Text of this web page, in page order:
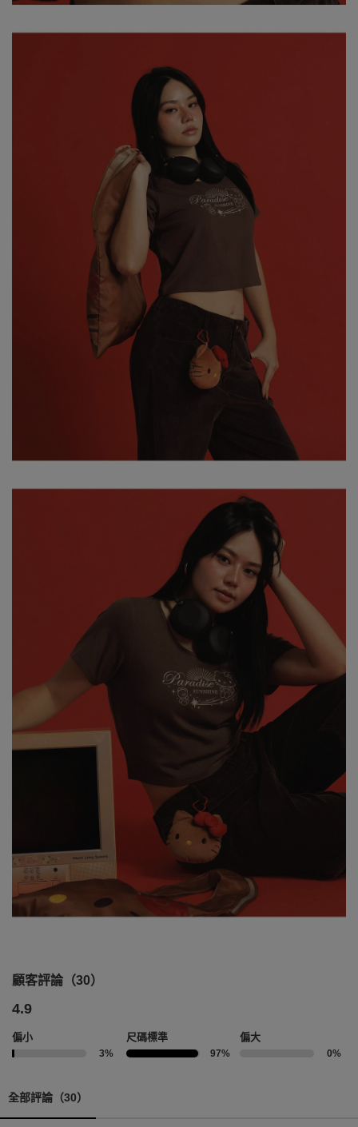
顧客評論（30）
4.9
偏小
3%
尺碼標準
97%
偏大
0%
全部評論（30）